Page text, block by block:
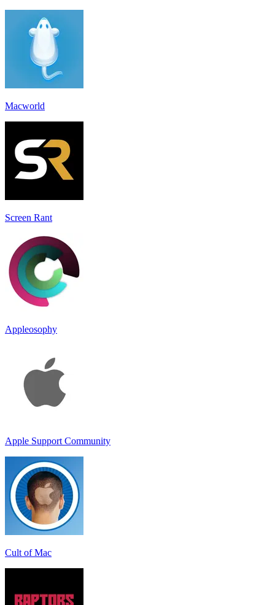
Macworld
Screen Rant
Appleosophy
Apple Support Community
Cult of Mac